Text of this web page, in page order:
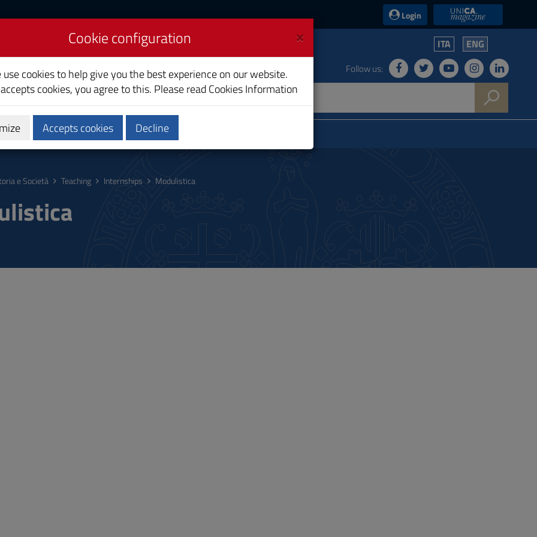
Login UniCA News
ITA ENG
Follow us:
Calendars and Timetable
e Società Teaching Internships Modulistica
×
Cookie configuration
use cookies to help give you the best experience on our website.
cookies, you agree to this. Please read Cookies Information
Accepts cookies Decline